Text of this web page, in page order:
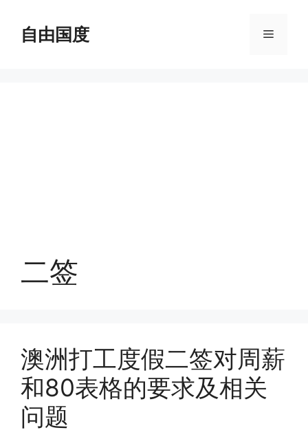
自由国度 菜
二签
澳洲打工度假二签对周薪
和80表格的要求及相关
问题